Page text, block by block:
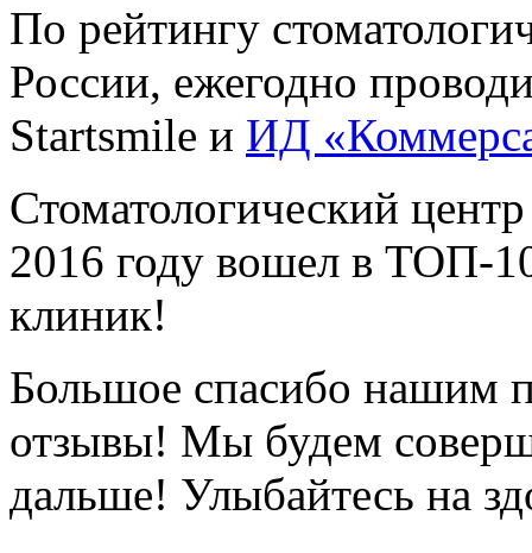
По рейтингу
России, ежегодно
Startsmile и ИД
Стоматологический
2016 году вошел в ТОП-
клиник!
Большое спасибо нашим
отзывы! Мы будем
дальше! Улыбайтесь на